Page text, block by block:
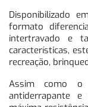
Disponibilizado
formato
intertravado e
características,
recreação,
Assim como o
antiderrapante e